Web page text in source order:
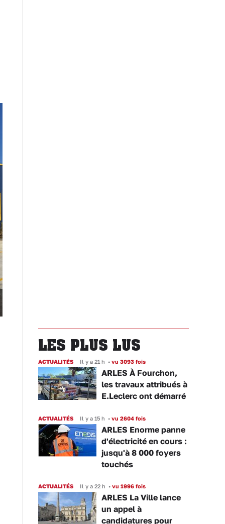
LES PLUS LUS
ACTUALITÉS Il y a 21 h • vu 3093 fois
ARLES À Fourchon,
les travaux attribués à
E.Leclerc ont démarré
ACTUALITÉS Il y a 15 h • vu 2604 fois
ARLES Enorme panne
d'électricité en cours :
jusqu'à 8 000 foyers
touchés
ACTUALITÉS Il y a 22 h • vu 1996 fois
ARLES La Ville lance
un appel à
candidatures pour